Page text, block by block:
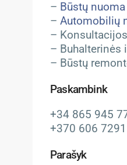
– Būstų nuoma
– Automobilių
–
– Buhalterinės
– Būstų
Paskambink
+34 865 945
+370 606
Parašyk